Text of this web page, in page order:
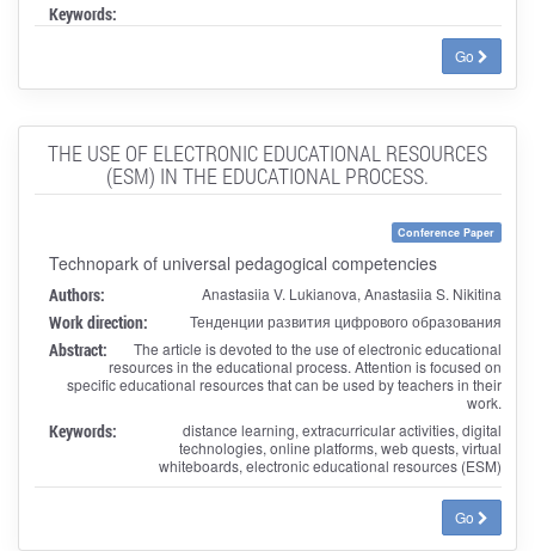
Keywords:
Go
THE USE OF ELECTRONIC EDUCATIONAL RESOURCES
(ESM) IN THE EDUCATIONAL PROCESS.
Conference Paper
Technopark of universal pedagogical competencies
Authors: Anastasiia V. Lukianova, Anastasiia S. Nikitina
Work direction: Тенденции развития цифрового образования
Abstract:
The article is devoted to the use of electronic educational
resources in the educational process. Attention is focused on
specific educational resources that can be used by teachers in their
work.
Keywords:
distance learning, extracurricular activities, digital
technologies, online platforms, web quests, virtual
whiteboards, electronic educational resources (ESM)
Go